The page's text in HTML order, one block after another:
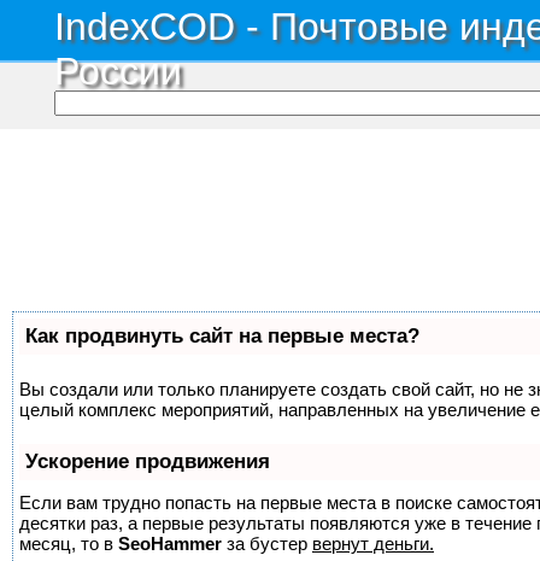
IndexCOD - Почтовые
России
Как продвинуть сайт на первые места?
Вы создали или только планируете создать свой сайт, но не
целый комплекс мероприятий, направленных на увеличение
Ускорение продвижения
Если вам трудно попасть на первые места в поиске
десятки раз, а первые результаты появляются уже в
месяц, то в SeoHammer за бустер вернут деньги.